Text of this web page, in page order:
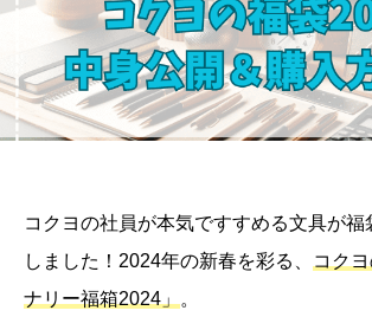
コクヨの社員が本気ですすめる文具が福
しました！2024年の新春を彩る、
コク
ナリー福箱2024」
。